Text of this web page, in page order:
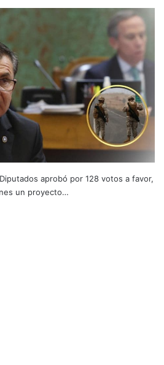
aprobó por 128 votos a favor,
un proyecto…